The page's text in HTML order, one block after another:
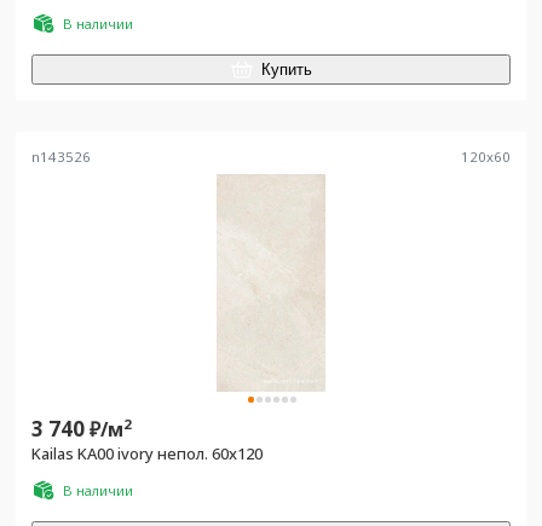
В наличии
Купить
n143526 120x60
3 740₽/м2
Kailas KA00 ivory непол. 60x120
В наличии